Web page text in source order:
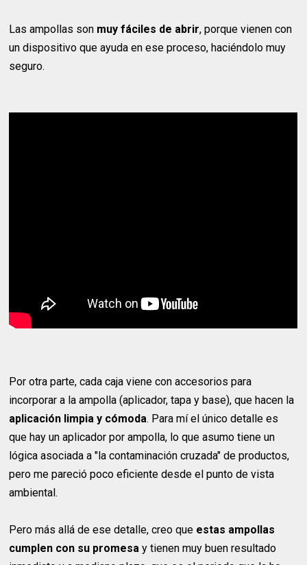
Las ampollas son muy fáciles de abrir, porque vienen con
un dispositivo que ayuda en ese proceso, haciéndolo muy
seguro.
Por otra parte, cada caja viene con accesorios para
incorporar a la ampolla (aplicador, tapa y base), que hacen la
aplicación limpia y cómoda. Para mí el único detalle es
que hay un aplicador por ampolla, lo que asumo tiene un
lógica asociada a "la contaminación cruzada" de productos,
pero me pareció poco eficiente desde el punto de vista
ambiental.
Pero más allá de ese detalle, creo que estas ampollas
cumplen con su promesa y tienen muy buen resultado